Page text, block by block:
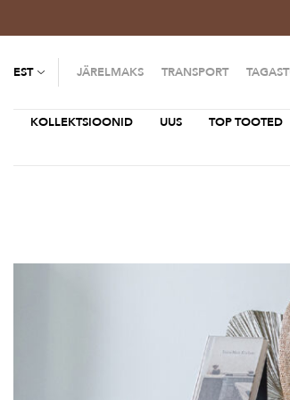
EST JÄRELMAKS TRANSPORT
KOLLEKTSIOONID UUS TOP TOOTED